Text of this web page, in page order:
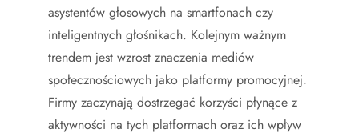
asystentów głosowych na smartfonach czy
inteligentnych głośnikach. Kolejnym ważnym
trendem jest wzrost znaczenia mediów
społecznościowych jako platformy promocyjnej.
Firmy zaczynają dostrzegać korzyści płynące z
aktywności na tych platformach oraz ich wpływ